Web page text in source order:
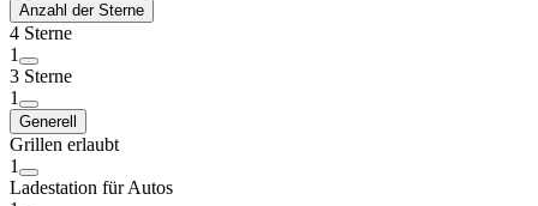
Anzahl der Sterne
4 Sterne
1
3 Sterne
1
Generell
Grillen erlaubt
1
Ladestation für Autos